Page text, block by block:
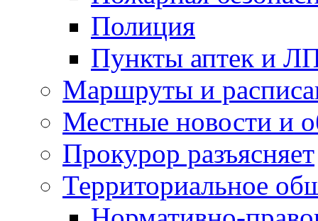
Полиция
Пункты аптек и
Маршруты и
Местные новости и
Прокурор разъясняет
Территориальное